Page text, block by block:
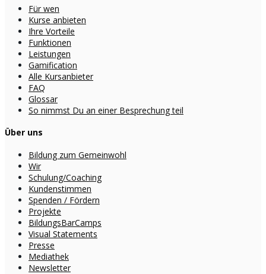
Für wen
Kurse anbieten
Ihre Vorteile
Funktionen
Leistungen
Gamification
Alle Kursanbieter
FAQ
Glossar
So nimmst Du an einer Besprechung teil
Über uns
Bildung zum Gemeinwohl
Wir
Schulung/Coaching
Kundenstimmen
Spenden / Fördern
Projekte
BildungsBarCamps
Visual Statements
Presse
Mediathek
Newsletter